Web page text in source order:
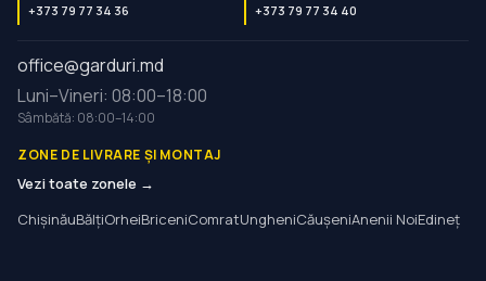
+373 79 77 34 36
+373 79 77 34 40
office@garduri.md
Luni–Vineri: 08:00–18:00
Sâmbătă: 08:00–14:00
ZONE DE LIVRARE ȘI MONTAJ
Vezi toate zonele →
ChișinăuBălțiOrheiBriceniComratUngheniCăușeniAnenii NoiEdineț